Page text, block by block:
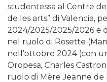
studentessa al Centre
de les arts” di Valencia,
2024/2025/2025/2026 e
nel ruolo di Rosette
nell’ottobre 2024 (con
Oropesa, Charles
ruolo di Mère Jeanne de